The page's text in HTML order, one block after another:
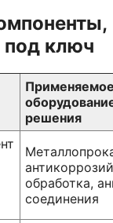
ключ
решения
обработка,
соединения